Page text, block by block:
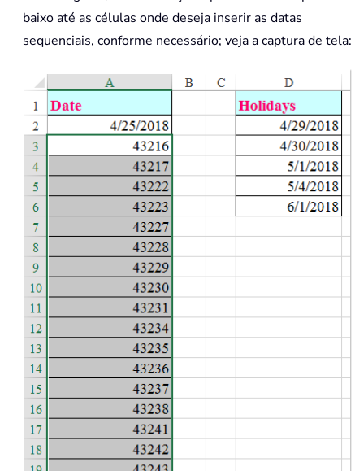
baixo até as células onde deseja inserir as datas
sequenciais, conforme necessário; veja a captura de tela: